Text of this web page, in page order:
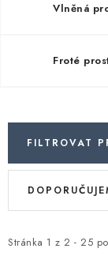
ZAHRADA
Doprava a platba
Moje objednávka
Vlněná
Froté
FILTROVAT
V
i
Stránka 1 z 2 - 25
Ř
e